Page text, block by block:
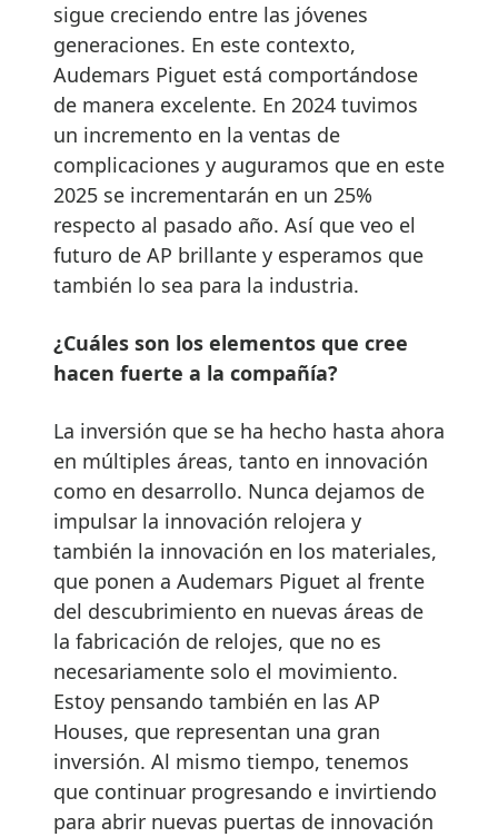
sigue creciendo entre las jóvenes
generaciones. En este contexto,
Audemars Piguet está comportándose
de manera excelente. En 2024 tuvimos
un incremento en la ventas de
complicaciones y auguramos que en este
2025 se incrementarán en un 25%
respecto al pasado año. Así que veo el
futuro de AP brillante y esperamos que
también lo sea para la industria.
¿Cuáles son los elementos que cree
hacen fuerte a la compañía?
La inversión que se ha hecho hasta ahora
en múltiples áreas, tanto en innovación
como en desarrollo. Nunca dejamos de
impulsar la innovación relojera y
también la innovación en los materiales,
que ponen a Audemars Piguet al frente
del descubrimiento en nuevas áreas de
la fabricación de relojes, que no es
necesariamente solo el movimiento.
Estoy pensando también en las AP
Houses, que representan una gran
inversión. Al mismo tiempo, tenemos
que continuar progresando e invirtiendo
para abrir nuevas puertas de innovación